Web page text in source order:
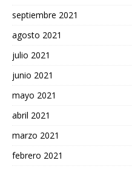
septiembre 2021
agosto 2021
julio 2021
junio 2021
mayo 2021
abril 2021
marzo 2021
febrero 2021